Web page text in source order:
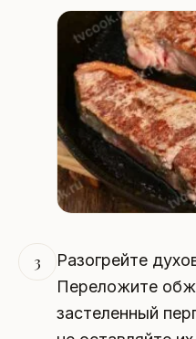
3
Разогрейте
Переложите
застеленный